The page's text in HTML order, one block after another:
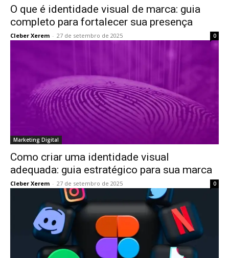
O que é identidade visual de marca: guia
completo para fortalecer sua presença
Cleber Xerem - 27 de setembro de 2025 0
Marketing Digital
Como criar uma identidade visual
adequada: guia estratégico para sua marca
Cleber Xerem - 27 de setembro de 2025 0